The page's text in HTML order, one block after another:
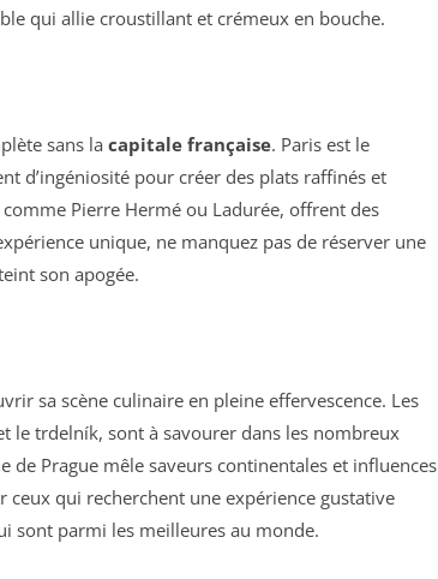
qui allie croustillant et crémeux en bouche.
sans la capitale française. Paris est le
d’ingéniosité pour créer des plats raffinés et
Pierre Hermé ou Ladurée, offrent des
unique, ne manquez pas de réserver une
son apogée.
sa scène culinaire en pleine effervescence. Les
le trdelník, sont à savourer dans les nombreux
de Prague mêle saveurs continentales et influences
qui recherchent une expérience gustative
sont parmi les meilleures au monde.